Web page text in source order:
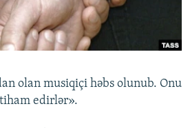
STANDARTLARIMIZ
olan musiqiçi həbs olunub. Onu
edirlər».